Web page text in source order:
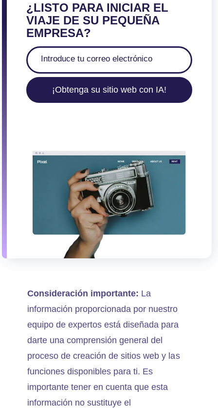
¿LISTO PARA INICIAR EL
VIAJE DE SU PEQUEÑA
EMPRESA?
¡Obtenga su sitio web con IA!
Consideración importante: La
información proporcionada por nuestro
equipo de expertos está diseñada para
darte una comprensión general del
proceso de creación de sitios web y las
funciones disponibles para ti. Es
importante tener en cuenta que esta
información no sustituye el